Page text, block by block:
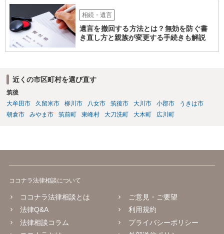
相続・遺言
遺言を撤回する方法とは？無効を防ぐ書
き直し方と親族が変更する手続きも解説
近くの市区町村を選び直す
筑後
大牟田市
久留米市 柳川市 八女市 筑後市 大川市 小郡市
うきは市
朝倉市
みやま市 筑前町 東峰村 大刀洗町 大木町 広川町
ココナラ法律相談について
ココナラ法律相談とは
法律Q&A
法律相談コラム
ご意見・ご要望
利用規約
プライバシーポリシー